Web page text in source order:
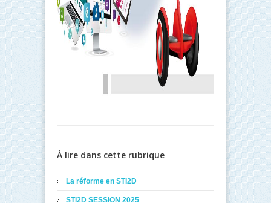
À lire dans cette rubrique
La réforme en STI2D
STI2D SESSION 2025